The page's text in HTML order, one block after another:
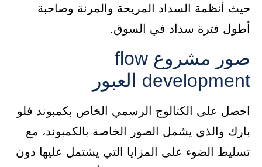
حيث أنظمة السداد المريحة والمرنة وصاحبة
أطول فترة سداد في السوق.
صور مشروع flow
development العبور
احصل على الكتالوج الرسمي الخاص بكمبوند فلو
بارك والذي يشمل الصور الخاصة بالكمبوند، مع
تسليط الضوء على المزايا التي يشتمل عليها دون